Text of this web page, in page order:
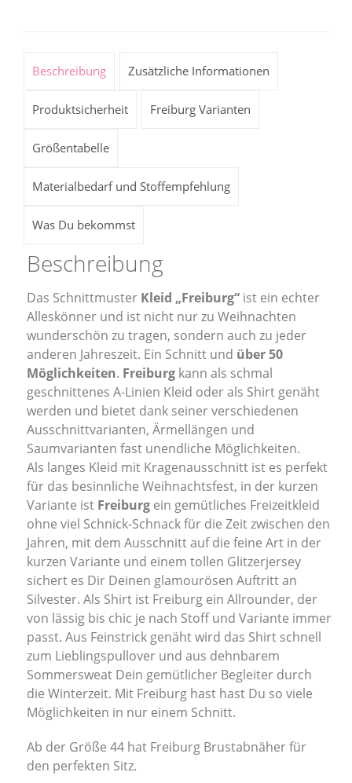
Beschreibung Zusätzliche Informationen
Produktsicherheit Freiburg Varianten
Größentabelle
Materialbedarf und Stoffempfehlung
Was Du bekommst
Beschreibung
Das Schnittmuster Kleid „Freiburg“ ist ein echter
Alleskönner und ist nicht nur zu Weihnachten
wunderschön zu tragen, sondern auch zu jeder
anderen Jahreszeit. Ein Schnitt und über 50
Möglichkeiten. Freiburgkann als schmal
geschnittenes A-Linien Kleid oder als Shirt genäht
werden und bietet dank seiner verschiedenen
Ausschnittvarianten, Ärmellängen und
Saumvarianten fast unendliche Möglichkeiten.
Als langes Kleid mit Kragenausschnitt ist es perfekt
für das besinnliche Weihnachtsfest, in der kurzen
Variante ist Freiburgein gemütliches Freizeitkleid
ohne viel Schnick-Schnack für die Zeit zwischen den
Jahren, mit dem Ausschnitt auf die feine Art in der
kurzen Variante und einem tollen Glitzerjersey
sichert es Dir Deinen glamourösen Auftritt an
Silvester. Als Shirt ist Freiburg ein Allrounder, der
von lässig bis chic je nach Stoff und Variante immer
passt. Aus Feinstrick genäht wird das Shirt schnell
zum Lieblingspullover und aus dehnbarem
Sommersweat Dein gemütlicher Begleiter durch
die Winterzeit. Mit Freiburg hast hast Du so viele
Möglichkeiten in nur einem Schnitt.
Ab der Größe 44 hat Freiburg Brustabnäher für
den perfekten Sitz.